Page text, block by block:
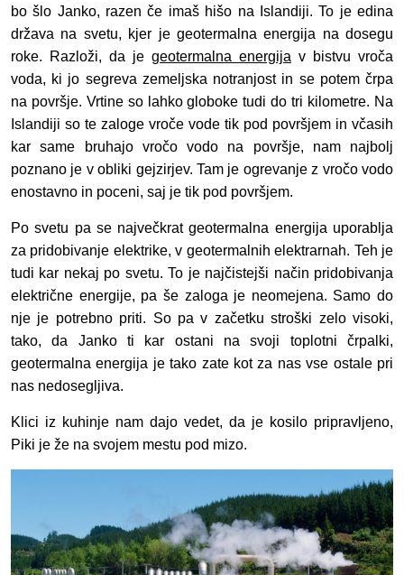
bo šlo Janko, razen če imaš hišo na Islandiji. To je edina
država na svetu, kjer je geotermalna energija na dosegu
roke. Razloži, da je geotermalna energija v bistvu vroča
voda, ki jo segreva zemeljska notranjost in se potem črpa
na površje. Vrtine so lahko globoke tudi do tri kilometre. Na
Islandiji so te zaloge vroče vode tik pod površjem in včasih
kar same bruhajo vročo vodo na površje, nam najbolj
poznano je v obliki gejzirjev. Tam je ogrevanje z vročo vodo
enostavno in poceni, saj je tik pod površjem.
Po svetu pa se največkrat geotermalna energija uporablja
za pridobivanje elektrike, v geotermalnih elektrarnah. Teh je
tudi kar nekaj po svetu. To je najčistejši način pridobivanja
električne energije, pa še zaloga je neomejena. Samo do
nje je potrebno priti. So pa v začetku stroški zelo visoki,
tako, da Janko ti kar ostani na svoji toplotni črpalki,
geotermalna energija je tako zate kot za nas vse ostale pri
nas nedosegljiva.
Klici iz kuhinje nam dajo vedet, da je kosilo pripravljeno,
Piki je že na svojem mestu pod mizo.